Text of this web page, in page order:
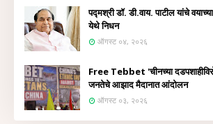
पद्मश्री डॉ. डी.वाय. पाटील यांचे वयाच्या
येथे निधन
ऑगस्ट ०४, २०२६
Free Tebbet 'चीनच्या
जनतेचे आझाद मैदानात आंदोलन
ऑगस्ट ०३, २०२६